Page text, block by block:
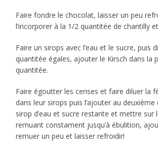
Faire fondre le chocolat, laisser un peu
l’incorporer à la 1/2 quantitée de chantilly
Faire un sirops avec l’eau et le sucre, puis
quantitée égales, ajouter le Kirsch dans la
quantitée.
Faire égoutter les cerises et faire diluer la
dans leur sirops puis l’ajouter au
sirop d’eau et sucre restante et mettre sur
remuant constament jusqu’à ébulition,
remuer un peu et laisser refroidir!